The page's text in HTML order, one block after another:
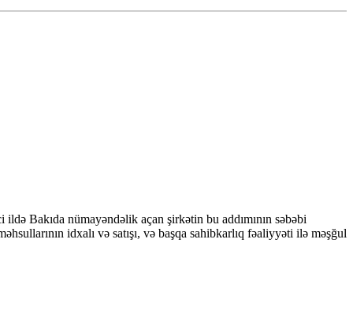
Bakıda nümayəndəlik açan şirkətin bu addımının səbəbi
idxalı və satışı, və başqa sahibkarlıq fəaliyyəti ilə məşğul